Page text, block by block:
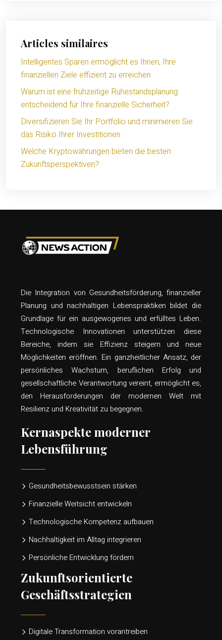
Articles similaires
Intelligentes Sparen ermöglicht es Ihnen, Ihre
finanziellen Ziele effizient zu erreichen
Warum ist eine frühzeitige Ruhestandsplanung
entscheidend für Ihre finanzielle Sicherheit?
Diversifizieren Sie Ihr Portfolio und minimieren Sie
das Risiko Ihrer Investitionen
Welche Kryptowährungen bieten die besten
Zukunftsperspektiven?
Die Integration von Gesundheitsförderung, finanzieller
Planung und nachhaltigen Lebenspraktiken bildet die
Grundlage für ein ausgewogenes und erfülltes Leben.
Technologische Innovationen unterstützen diese
Bereiche, indem sie Effizienz steigern und neue
Möglichkeiten eröffnen. Ein ganzheitlicher Ansatz, der
persönliches Wachstum, beruflichen Erfolg und
gesellschaftliche Verantwortung vereint, ermöglicht es,
den Herausforderungen der modernen Welt mit
Resilienz und Kreativität zu begegnen.
Kernaspekte moderner
Lebensführung
Gesundheitsbewusstsein stärken
Finanzielle Weitsicht entwickeln
Technologische Kompetenz aufbauen
Nachhaltigkeit im Alltag integrieren
Persönliche Entwicklung fördern
Zukunftsorientierte
Geschäftsstrategien
Digitale Transformation vorantreiben